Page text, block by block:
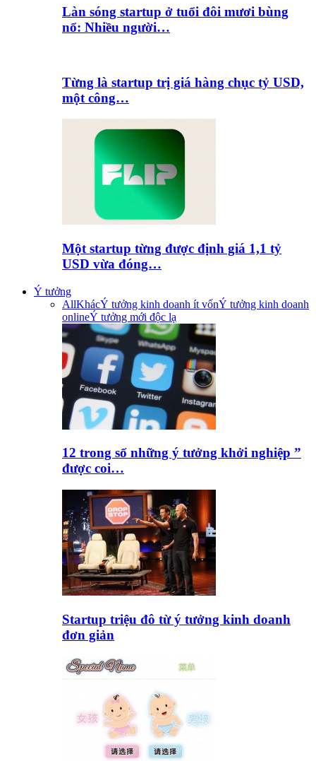
Làn sóng startup ở tuổi đôi mươi bùng
nổ: Nhiều người…
Từng là startup trị giá hàng chục tỷ USD,
một công…
Một startup từng được định giá 1,1 tỷ
USD vừa đóng…
Ý tưởng
AllKhácÝ tưởng kinh doanh ít vốnÝ tưởng kinh doanh
onlineÝ tưởng mới độc lạ
12 trong số những ý tưởng khởi nghiệp ”
được coi…
Startup triệu đô từ ý tưởng kinh doanh
đơn giản